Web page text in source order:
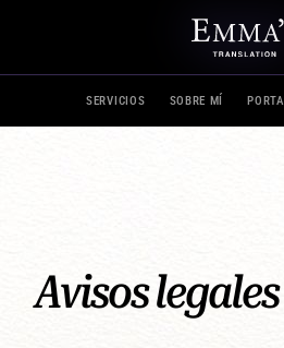
SERVICIOS SOBRE MÍ
Avisos legales